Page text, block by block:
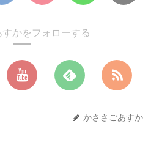
かをフォローする
かささごあすか